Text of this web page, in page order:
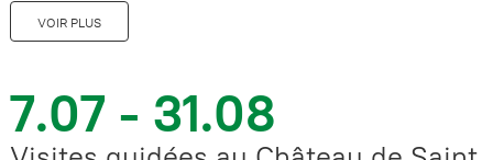
VOIR PLUS
7.07 - 31.08